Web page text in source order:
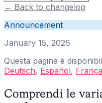
← Back to changelog
Announcement
January 15, 2026
Questa pagina è
Deutsch, Español,
Comprendi le